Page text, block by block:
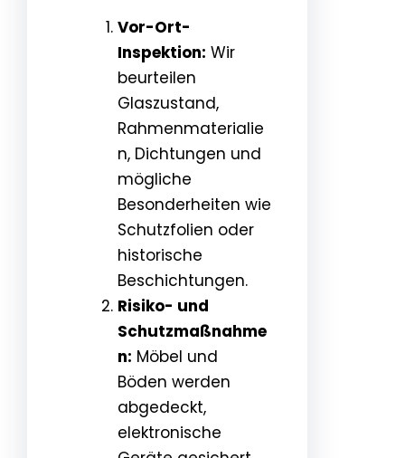
Vor-Ort-
Inspektion: Wir
beurteilen
Glaszustand,
Rahmenmaterialie
n, Dichtungen und
mögliche
Besonderheiten wie
Schutzfolien oder
historische
Beschichtungen.
Risiko- und
Schutzmaßnahme
n: Möbel und
Böden werden
abgedeckt,
elektronische